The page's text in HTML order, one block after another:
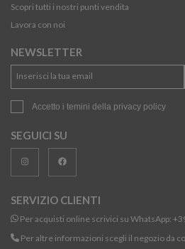
Scopri tutti i nostri punti vendita
Lavora con noi
NEWSLETTER
Accetto i temini della privacy policy
SEGUICI SU
SERVIZIO CLIENTI
Per acquisti online scrivici su WhatsApp:
Per altre informazioni scegli il negozio da